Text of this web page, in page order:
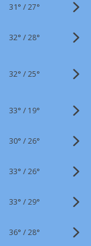
31° /27°
32° /28°
32° /25°
33° / 19°
30° /26°
33° /26°
33° /29°
36° /28°